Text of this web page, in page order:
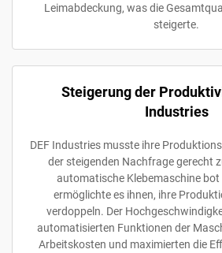
Leimabdeckung, was die
steigerte.
Steigerung der
Industries
DEF Industries musste ihre
der steigenden Nachfrage gerecht
automatische Klebemaschine bot
ermöglichte es ihnen, ihre
verdoppeln. Der
automatisierten Funktionen der
Arbeitskosten und maximierten die